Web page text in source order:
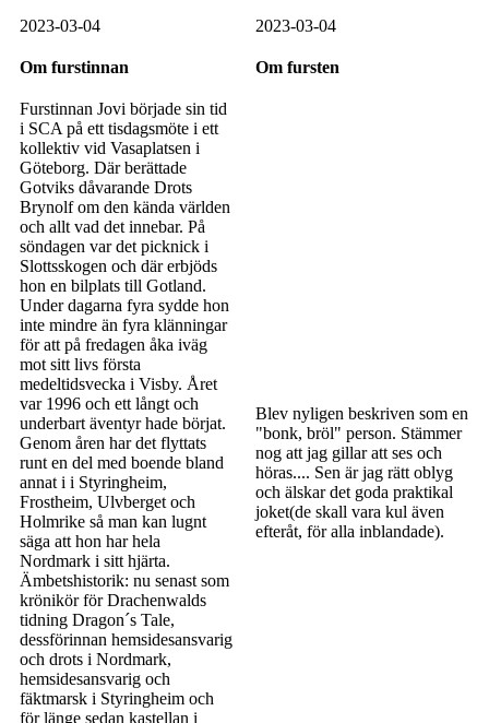
2023-03-04 2023-03-04
Om furstinnan Om fursten
Furstinnan Jovi började sin tid
i SCA på ett tisdagsmöte i ett
kollektiv vid Vasaplatsen i
Göteborg. Där berättade
Gotviks dåvarande Drots
Brynolf om den kända världen
och allt vad det innebar. På
söndagen var det picknick i
Slottsskogen och där erbjöds
hon en bilplats till Gotland.
Under dagarna fyra sydde hon
inte mindre än fyra klänningar
för att på fredagen åka iväg
mot sitt livs första
medeltidsvecka i Visby. Året
var 1996 och ett långt och
underbart äventyr hade börjat.
Genom åren har det flyttats
runt en del med boende bland
annat i i Styringheim,
Frostheim, Ulvberget och
Holmrike så man kan lugnt
säga att hon har hela
Nordmark i sitt hjärta.
Ämbetshistorik: nu senast som
krönikör för Drachenwalds
tidning Dragon´s Tale,
dessförinnan hemsidesansvarig
och drots i Nordmark,
hemsidesansvarig och
fäktmarsk i Styringheim och
för länge sedan kastellan i
Blev nyligen beskriven som en
"bonk, bröl" person. Stämmer
nog att jag gillar att ses och
höras.... Sen är jag rätt oblyg
och älskar det goda praktikal
joket(de skall vara kul även
efteråt, för alla inblandade).